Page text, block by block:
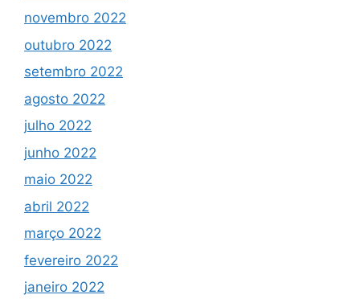
novembro 2022
outubro 2022
setembro 2022
agosto 2022
julho 2022
junho 2022
maio 2022
abril 2022
março 2022
fevereiro 2022
janeiro 2022